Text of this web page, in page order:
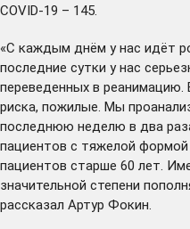
COVID-19 – 145.
«С каждым днём у нас идёт
последние сутки у нас
переведенных в реанимацию.
риска, пожилые. Мы
последнюю неделю в два
пациентов с тяжелой формой
пациентов старше 60 лет.
значительной степени
рассказал Артур Фокин.